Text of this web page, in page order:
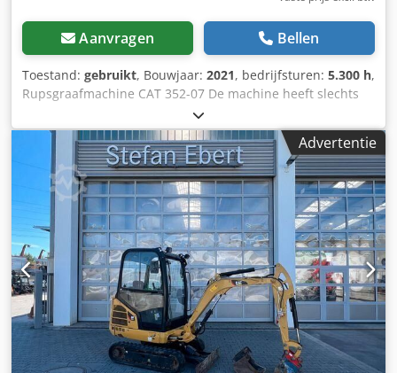
Aanvragen Bellen
Toestand: gebruikt, Bouwjaar: 2021, bedrijfsturen: 5.300 h,
Rupsgraafmachine CAT 352-07 De machine heeft slechts
5.300 bedrijfuren en verkeert in goede staat Dedpfx Asyy
Hvxjqrokr Bedrijfsgewicht ca. 52.800 kg
Advertentie